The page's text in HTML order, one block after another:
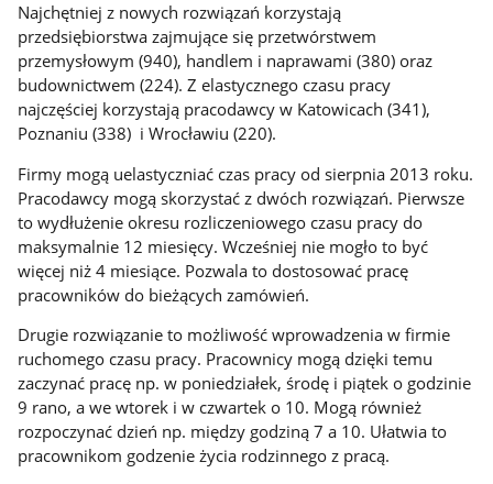
Najchętniej z nowych rozwiązań korzystają
przedsiębiorstwa zajmujące się przetwórstwem
przemysłowym (940), handlem i naprawami (380) oraz
budownictwem (224). Z elastycznego czasu pracy
najczęściej korzystają pracodawcy w Katowicach (341),
Poznaniu (338) i Wrocławiu (220).
Firmy mogą uelastyczniać czas pracy od sierpnia 2013 roku.
Pracodawcy mogą skorzystać z dwóch rozwiązań. Pierwsze
to wydłużenie okresu rozliczeniowego czasu pracy do
maksymalnie 12 miesięcy. Wcześniej nie mogło to być
więcej niż 4 miesiące. Pozwala to dostosować pracę
pracowników do bieżących zamówień.
Drugie rozwiązanie to możliwość wprowadzenia w firmie
ruchomego czasu pracy. Pracownicy mogą dzięki temu
zaczynać pracę np. w poniedziałek, środę i piątek o godzinie
9 rano, a we wtorek i w czwartek o 10. Mogą również
rozpoczynać dzień np. między godziną 7 a 10. Ułatwia to
pracownikom godzenie życia rodzinnego z pracą.